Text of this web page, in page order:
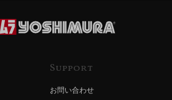
Support
お問い合わせ